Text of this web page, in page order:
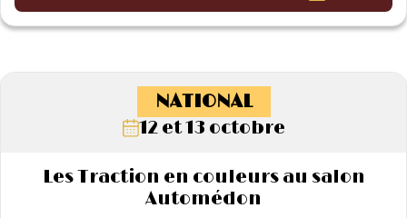
NATIONAL
12 et 13 octobre
Les Traction en couleurs au salon
Automédon